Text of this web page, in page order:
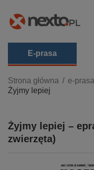
E-prasa
Kategorie
Zobacz wszystkie E-prasa
biznesowe,
dzienniki
Strona główna e-prasa
Żyjmy lepiej
Żyjmy lepiej –
zwierzęta)